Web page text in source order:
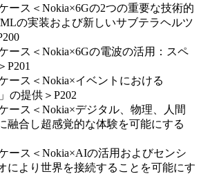
ース＜Nokia×6Gの2つの重要な技術的
の実装および新しいサブテラヘルツ
ース＜Nokia×6Gの電波の活用：スペ
P201
ース＜Nokia×イベントにおける
」の提供＞P202
ース＜Nokia×デジタル、物理、人間
融合し超感覚的な体験を可能にする
ース＜Nokia×AIの活用およびセンシ
により世界を接続することを可能にす